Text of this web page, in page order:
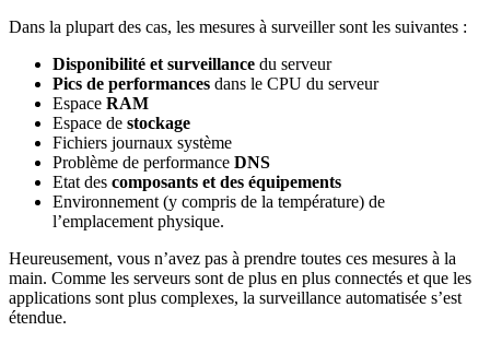
Dans la plupart des cas, les mesures à surveiller sont les suivantes :
Disponibilité et surveillance du serveur
Pics de performances dans le CPU du serveur
Espace RAM
Espace de stockage
Fichiers journaux système
Problème de performance DNS
Etat des composants et des équipements
Environnement (y compris de la température) de
l’emplacement physique.
Heureusement, vous n’avez pas à prendre toutes ces mesures à la
main. Comme les serveurs sont de plus en plus connectés et que les
applications sont plus complexes, la surveillance automatisée s’est
étendue.